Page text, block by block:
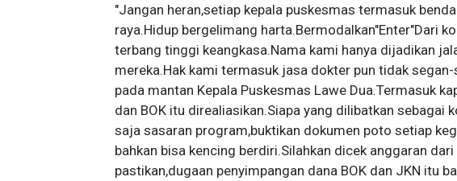
"Jangan heran,setiap kepala puskesmas termasuk
raya.Hidup bergelimang harta.Bermodalkan"Enter"Dari
terbang tinggi keangkasa.Nama kami hanya dijadikan
mereka.Hak kami termasuk jasa dokter pun tidak
pada mantan Kepala Puskesmas Lawe Dua.Termasuk
dan BOK itu direaliasikan.Siapa yang dilibatkan sebagai
saja sasaran program,buktikan dokumen poto setiap
bahkan bisa kencing berdiri.Silahkan dicek anggaran
pastikan,dugaan penyimpangan dana BOK dan JKN itu